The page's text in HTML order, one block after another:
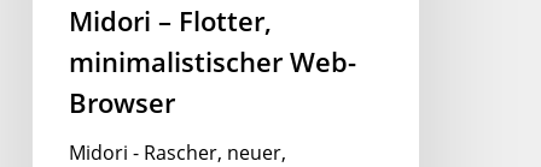
Midori – Flotter,
minimalistischer Web-
Browser
Midori - Rascher, neuer,